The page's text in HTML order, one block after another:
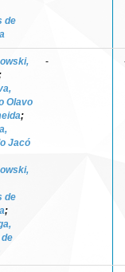
de
Olavo
;
Jacó
de
;
-